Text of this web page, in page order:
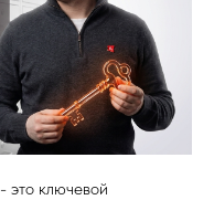
- это ключевой